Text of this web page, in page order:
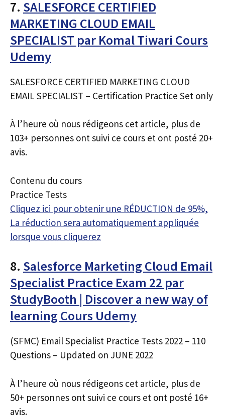
7. SALESFORCE CERTIFIED
MARKETING CLOUD EMAIL
SPECIALIST par Komal Tiwari Cours
Udemy
SALESFORCE CERTIFIED MARKETING CLOUD
EMAIL SPECIALIST – Certification Practice Set only
À l’heure où nous rédigeons cet article, plus de
103+ personnes ont suivi ce cours et ont posté 20+
avis.
Contenu du cours
Practice Tests
Cliquez ici pour obtenir une RÉDUCTION de 95%,
La réduction sera automatiquement appliquée
lorsque vous cliquerez
8. Salesforce Marketing Cloud Email
Specialist Practice Exam 22 par
StudyBooth | Discover a new way of
learning Cours Udemy
(SFMC) Email Specialist Practice Tests 2022 – 110
Questions – Updated on JUNE 2022
À l’heure où nous rédigeons cet article, plus de
50+ personnes ont suivi ce cours et ont posté 16+
avis.